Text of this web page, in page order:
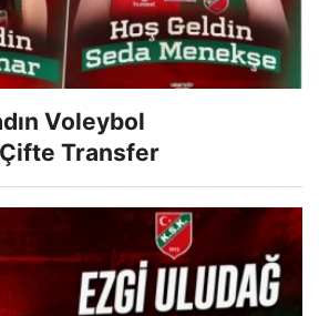
Voleybol
Çifte Transfer